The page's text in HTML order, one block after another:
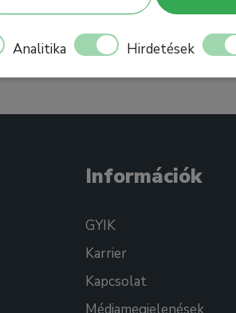
Analitika Hirdetések
Információk
GYIK
Karrier
Kapcsolat